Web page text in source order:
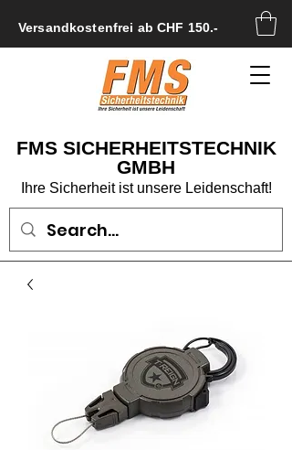
FMS SICHERHEITSTECHNIK
GMBH
Ihre Sicherheit ist unsere Leidenschaft!
Versandkostenfrei ab CHF 150.-